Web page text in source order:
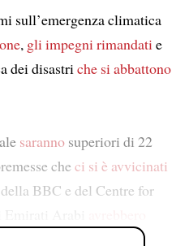
sull’emergenza climatica
, gli impegni rimandati e
dei disastri che si abbattono
saranno superiori di 22
checi si è avvicinati
della BBC e del Centre for